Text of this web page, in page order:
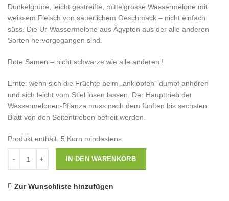
Dunkelgrüne, leicht gestreifte, mittelgrosse Wassermelone mit
weissem Fleisch von säuerlichem Geschmack – nicht einfach
süss. Die Ur-Wassermelone aus Ägypten aus der alle anderen
Sorten hervorgegangen sind.
Rote Samen – nicht schwarze wie alle anderen !
Ernte: wenn sich die Früchte beim „anklopfen“ dumpf anhören
und sich leicht vom Stiel lösen lassen. Der Haupttrieb der
Wassermelonen-Pflanze muss nach dem fünften bis sechsten
Blatt von den Seitentrieben befreit werden.
Produkt enthält: 5 Korn mindestens
IN DEN WARENKORB
Zur Wunschliste hinzufügen